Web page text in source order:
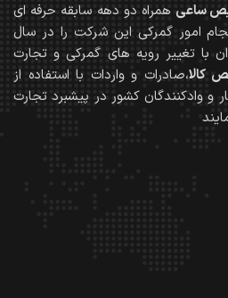
ساعی همراه دو دهه سابقه حرفه ای
امور گمرکی این شرکت را در سال
با تغییر رویه های گمرکی و تجارت
کالا،صادرات و واردات با استفاده از
و وادکنندگان کشور در پیشبرد تجارت